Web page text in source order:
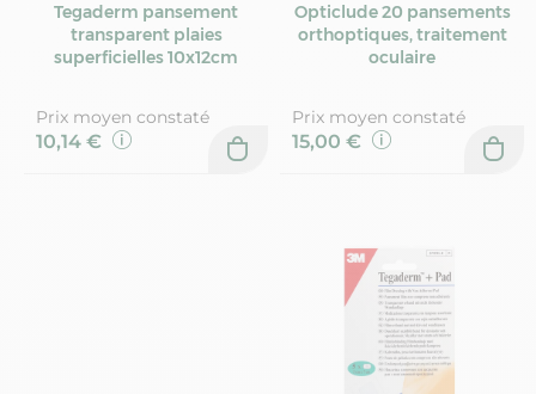
Tegaderm pansement
transparent plaies
superficielles 10x12cm
Prix moyen constaté
10,14 €
Opticlude 20 pansements
orthoptiques, traitement
oculaire
Prix moyen constaté
15,00 €